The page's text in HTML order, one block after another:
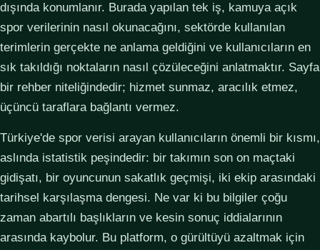
dışında konumlanır. Burada yapılan tek iş, kamuya açık
spor verilerinin nasıl okunacağını, sektörde kullanılan
terimlerin gerçekte ne anlama geldiğini ve kullanıcıların en
sık takıldığı noktaların nasıl çözüleceğini anlatmaktır. Sayfa
bir rehber niteliğindedir; hizmet sunmaz, aracılık etmez,
üçüncü taraflara bağlantı vermez.
Türkiye'de spor verisi arayan kullanıcıların önemli bir kısmı,
aslında istatistik peşindedir: bir takımın son on maçtaki
gidişatı, bir oyuncunun sakatlık geçmişi, iki ekip arasındaki
tarihsel karşılaşma dengesi. Ne var ki bu bilgiler çoğu
zaman abartılı başlıkların ve kesin sonuç iddialarının
arasında kaybolur. Bu platform, o gürültüyü azaltmak için